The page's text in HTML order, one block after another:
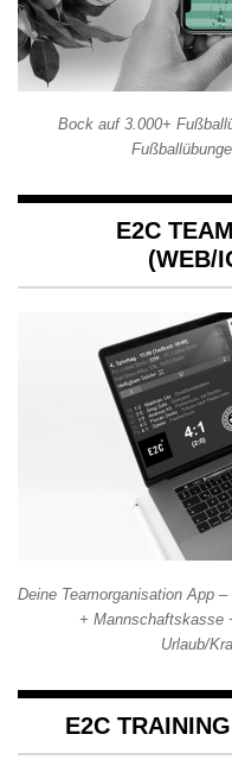
Bock auf 3.000+
E2C
(WEB/
Deine Teamorganisation App
+ Mannschaftskasse
Urlaub/
E2C